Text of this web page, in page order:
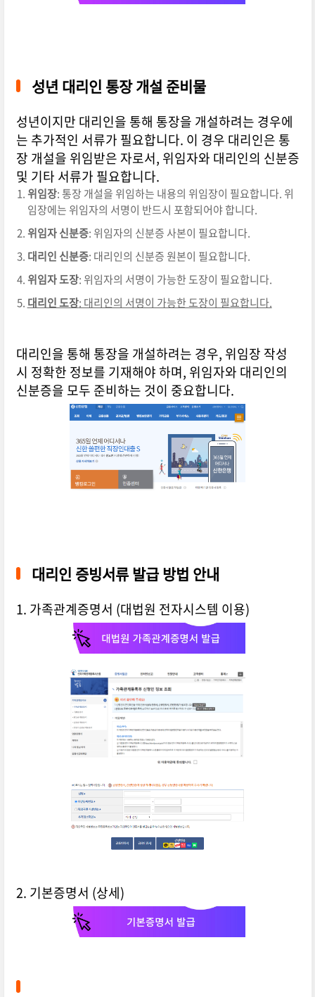
성년 대리인 통장 개설 준비물
성년이지만 대리인을 통해 통장을 개설하려는 경우에
는 추가적인 서류가 필요합니다. 이 경우 대리인은 통
장 개설을 위임받은 자로서, 위임자와 대리인의 신분증
및 기타 서류가 필요합니다.
위임장: 통장 개설을 위임하는 내용의 위임장이 필요합니다. 위
임장에는 위임자의 서명이 반드시 포함되어야 합니다.
위임자 신분증: 위임자의 신분증 사본이 필요합니다.
대리인 신분증: 대리인의 신분증 원본이 필요합니다.
위임자 도장: 위임자의 서명이 가능한 도장이 필요합니다.
대리인 도장: 대리인의 서명이 가능한 도장이 필요합니다.
대리인을 통해 통장을 개설하려는 경우, 위임장 작성
시 정확한 정보를 기재해야 하며, 위임자와 대리인의
신분증을 모두 준비하는 것이 중요합니다.
대리인 증빙서류 발급 방법 안내
1. 가족관계증명서 (대법원 전자시스템 이용)
2. 기본증명서 (상세)